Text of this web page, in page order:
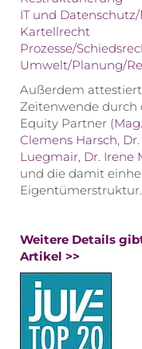
IT und
Kartellrecht
Prozesse/
Umwelt/Planung/
Außerdem
Zeitenwende durch
Equity Partner (
Clemens Harsch
Luegmair Dr. Irene
und die damit
Eigentümerstruktur.
Weitere Details
Artikel >>